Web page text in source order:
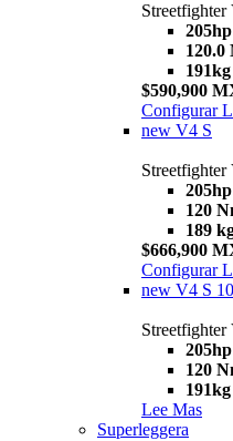
Streetfighter
205hp
120.0
191kg
$590,900
Configurar
new V4 S
Streetfighter
205hp
120
189
$666,900
Configurar
new V4 S
205hp
120
191kg
Lee Mas
Superleggera